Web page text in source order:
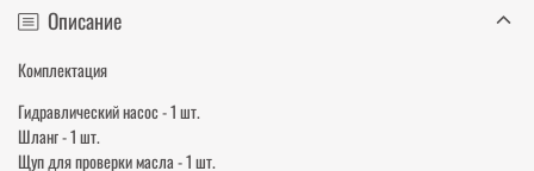
Описание
Комплектация
Гидравлический насос - 1 шт.
Шланг - 1 шт.
Щуп для проверки масла - 1 шт.